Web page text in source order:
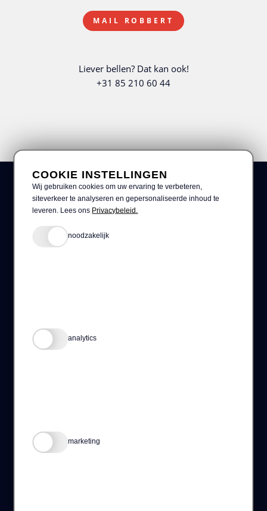
MAIL ROBBERT
Liever bellen? Dat kan ook!
+31 85 210 60 44
COOKIE INSTELLINGEN
Wij gebruiken cookies om uw ervaring te verbeteren,
siteverkeer te analyseren en gepersonaliseerde inhoud te
leveren. Lees ons Privacybeleid.
noodzakelijk
analytics
marketing